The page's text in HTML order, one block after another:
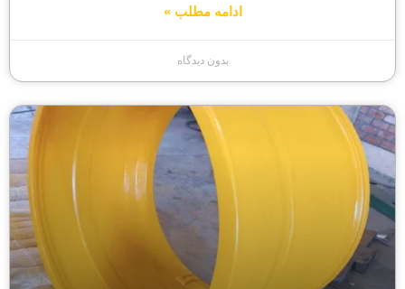
ادامه مطلب »
بدون دیدگاه